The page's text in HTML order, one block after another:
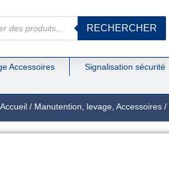
RECHERCHER
Accessoires Signalisation sécurité
Accueil/ Manutention, levage, Accessoires/